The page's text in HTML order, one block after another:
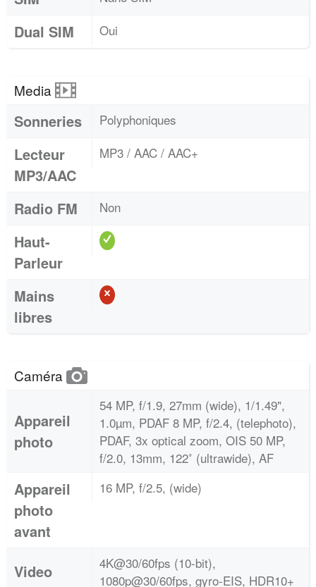
Dual SIM Oui
Media
Sonneries Polyphoniques
Lecteur
MP3/AAC
MP3 / AAC / AAC+
Radio FM Non
Haut-
Parleur
Mains
libres
Caméra
Appareil
photo
54 MP, f/1.9, 27mm (wide), 1/1.49",
1.0µm, PDAF 8 MP, f/2.4, (telephoto),
PDAF, 3x optical zoom, OIS 50 MP,
f/2.0, 13mm, 122˚ (ultrawide), AF
Appareil
photo
avant
16 MP, f/2.5, (wide)
Video
4K@30/60fps (10-bit),
1080p@30/60fps, gyro-EIS, HDR10+